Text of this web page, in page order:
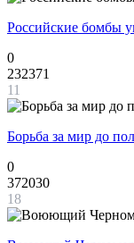
Российские бомбы
0
232371
11
Борьба за мир до
0
372030
18